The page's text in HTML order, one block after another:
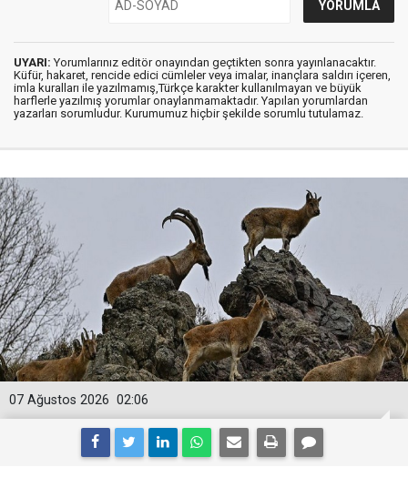
UYARI: Yorumlarınız editör onayından geçtikten sonra yayınlanacaktır.
Küfür, hakaret, rencide edici cümleler veya imalar, inançlara saldırı içeren,
imla kuralları ile yazılmamış,Türkçe karakter kullanılmayan ve büyük
harflerle yazılmış yorumlar onaylanmamaktadır. Yapılan yorumlardan
yazarları sorumludur. Kurumumuz hiçbir şekilde sorumlu tutulamaz.
02:06
07 Ağustos 2026